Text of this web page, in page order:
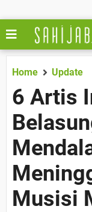
Home Update
6 Artis
Musisi